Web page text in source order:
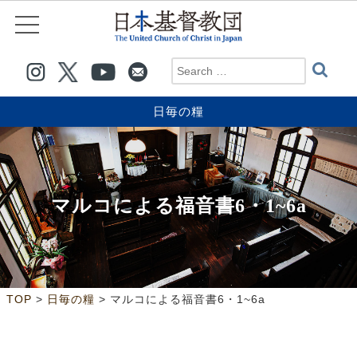
日毎の糧
マルコによる福音書6・1~6a
TOP > 日毎の糧 > マルコによる福音書6・1~6a